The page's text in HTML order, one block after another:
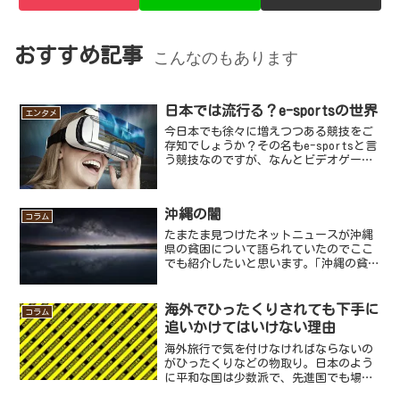
おすすめ記事 こんなのもあります
エンタメ 日本では流行る？e-sportsの世界
今日本でも徐々に増えつつある競技をご
存知でしょうか？その名もe-sportsと言
う競技なのですが、なんとビデオゲーム
いうことで、通...
コラム 沖縄の闇
たまたま見つけたネットニュースが沖縄
県の貧困について語られていたのでここ
でも紹介したいと思います。｢沖縄の貧
ただきたい。沖縄県と言えば異国情緒の
漂う国内でも屈指のリゾ...
コラム
海外でひったくりされても下手に
追いかけてはいけない理由
海外旅行で気を付けなければならないの
がひったくりなどの物取り。日本のよう
に平和な国は少数派で、先進国でも場所